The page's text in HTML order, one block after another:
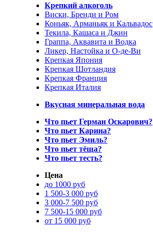
Крепкий алкоголь
Виски, Бренди и Ром
Коньяк, Арманьяк и Кальвадос
Текила, Кашаса и Джин
Граппа, Аквавита и Водка
Ликер, Настойка и О-де-Ви
Крепкая Япония
Крепкая Шотландия
Крепкая Франция
Крепкая Италия
Вкусная минеральная вода
Что пьет Герман Оскарович?
Что пьет Карина?
Что пьет Эмиль?
Что пьет тёща?
Что пьет тесть?
Цена
до 1000 руб
1 500-3 000 руб
3 000-7 500 руб
7 500-15 000 руб
от 15 000 руб